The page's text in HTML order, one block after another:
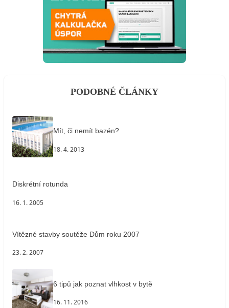
PODOBNÉ ČLÁNKY
Mít, či nemít bazén?
18. 4. 2013
Diskrétní rotunda
16. 1. 2005
Vítězné stavby soutěže Dům roku 2007
23. 2. 2007
6 tipů jak poznat vlhkost v bytě
16. 11. 2016